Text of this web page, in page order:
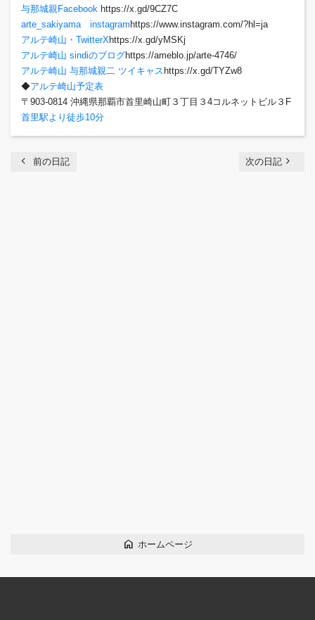
与那城親Facebook https://x.gd/9CZ7C
arte_sakiyama instagram https://www.instagram.com/?hl=ja
アルテ崎山・TwitterXhttps://x.gd/yMSKj
アルテ崎山 sindiのブログhttps://ameblo.jp/arte-4746/
アルテ崎山 与那城親二 ツイキャス https://x.gd/TYZw8
◆アルテ崎山予定表
〒903-0814 沖縄県那覇市首里崎山町３丁目３4コルネットビル３F
首里駅より徒歩10分
chevron_left 前の日記 次の日記 navigate_next
home ホームページ